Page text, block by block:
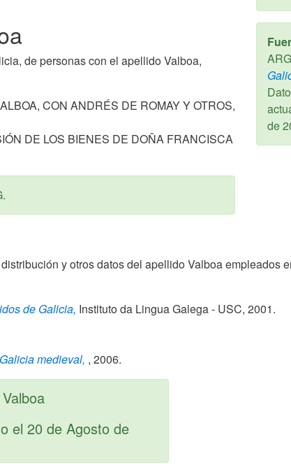
de personas con el apellido Valboa,
CON ANDRÉS DE ROMAY Y OTROS,
DE LOS BIENES DE DOÑA FRANCISCA
de
y otros datos del apellido Valboa empleados
de Galicia, Instituto da Lingua Galega - USC, 2001.
medieval, , 2006.
el 20 de Agosto de